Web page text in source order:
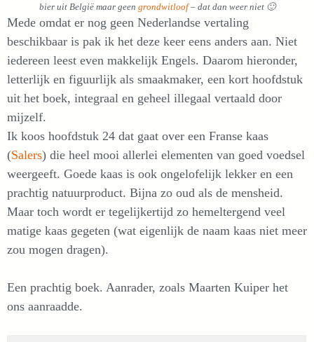
bier uit België maar geen grondwitloof– dat dan weer niet 🙂
Mede omdat er nog geen Nederlandse vertaling
beschikbaar is pak ik het deze keer eens anders aan. Niet
iedereen leest even makkelijk Engels. Daarom hieronder,
letterlijk en figuurlijk als smaakmaker, een kort hoofdstuk
uit het boek, integraal en geheel illegaal vertaald door
mijzelf.
Ik koos hoofdstuk 24 dat gaat over een Franse kaas
(Salers) die heel mooi allerlei elementen van goed voedsel
weergeeft. Goede kaas is ook ongelofelijk lekker en een
prachtig natuurproduct. Bijna zo oud als de mensheid.
Maar toch wordt er tegelijkertijd zo hemeltergend veel
matige kaas gegeten (wat eigenlijk de naam kaas niet meer
zou mogen dragen).
Een prachtig boek. Aanrader, zoals Maarten Kuiper het
ons aanraadde.